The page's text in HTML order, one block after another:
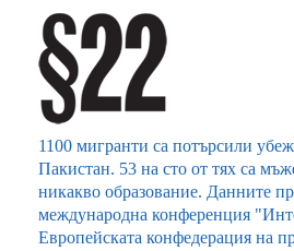
1100 мигранти са потърсили
Пакистан. 53 на сто от тях са
никакво образование. Данните
международна конференция
Европейската конфедерация на